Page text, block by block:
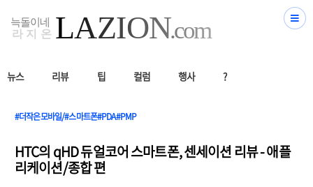
뉴스 리뷰 팁 컬럼 행사 ?
#더작은모바일/#스마트폰#PDA#PMP
HTC의 qHD 듀얼코어 스마트폰, 센세이션 리뷰 - 애플
리케이션/종합 편